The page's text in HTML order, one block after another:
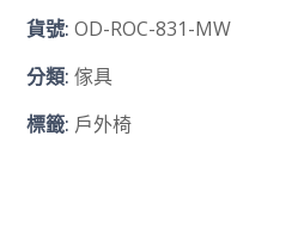
貨號:OD-ROC-831-MW
分類:傢具
標籤: 戶外椅